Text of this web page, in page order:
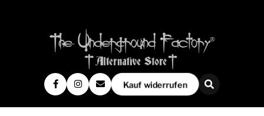
Kauf widerrufen